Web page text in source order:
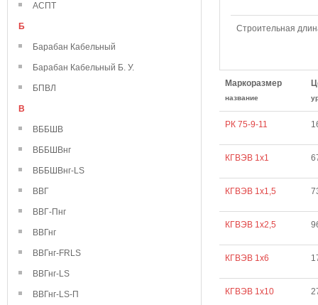
АСПТ
Б
Барабан Кабельный
Барабан Кабельный Б. У.
БПВЛ
В
ВББШВ
ВББШВнг
ВББШВнг-LS
ВВГ
ВВГ-Пнг
ВВГнг
ВВГнг-FRLS
ВВГнг-LS
ВВГнг-LS-П
Строительная
Маркоразмер
название
РК 75-9-11
КГВЭВ 1х1
КГВЭВ 1х1,5
КГВЭВ 1х2,5
КГВЭВ 1х6
КГВЭВ 1х10